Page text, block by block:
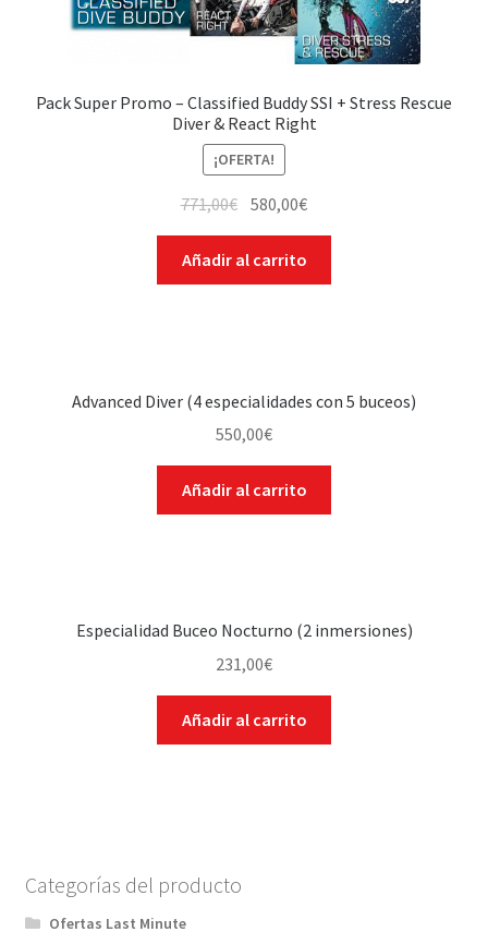
Pack Super Promo – Classified Buddy SSI + Stress Rescue
Diver & React Right
¡OFERTA!
771,00€ 580,00€
Añadir al carrito
Advanced Diver (4 especialidades con 5 buceos)
550,00€
Añadir al carrito
Especialidad Buceo Nocturno (2 inmersiones)
231,00€
Añadir al carrito
Categorías del producto
Ofertas Last Minute